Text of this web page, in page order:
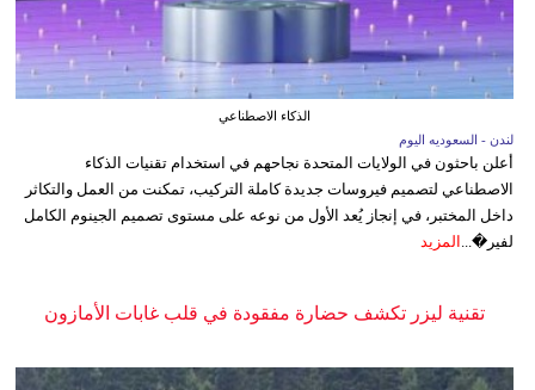
الذكاء الاصطناعي
لندن - السعوديه اليوم
أعلن باحثون في الولايات المتحدة نجاحهم في استخدام تقنيات الذكاء
الاصطناعي لتصميم فيروسات جديدة كاملة التركيب، تمكنت من العمل والتكاثر
داخل المختبر، في إنجاز يُعد الأول من نوعه على مستوى تصميم الجينوم الكامل
لفير�...
المزيد
تقنية ليزر تكشف حضارة مفقودة في قلب غابات الأمازون